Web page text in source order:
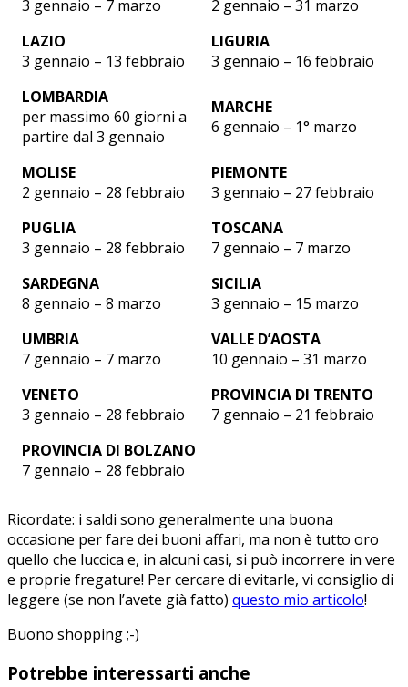
3 gennaio – 7 marzo
2 gennaio – 31 marzo
LAZIO
3 gennaio – 13 febbraio
LIGURIA
3 gennaio – 16 febbraio
LOMBARDIA
per massimo 60 giorni a
partire dal 3 gennaio
MARCHE
6 gennaio – 1° marzo
MOLISE
2 gennaio – 28 febbraio
PIEMONTE
3 gennaio – 27 febbraio
PUGLIA
3 gennaio – 28 febbraio
TOSCANA
7 gennaio – 7 marzo
SARDEGNA
8 gennaio – 8 marzo
SICILIA
3 gennaio – 15 marzo
UMBRIA
7 gennaio – 7 marzo
VALLE D’AOSTA
10 gennaio – 31 marzo
VENETO
3 gennaio – 28 febbraio
PROVINCIA DI TRENTO
7 gennaio – 21 febbraio
PROVINCIA DI BOLZANO
7 gennaio – 28 febbraio
Ricordate: i saldi sono generalmente una buona
occasione per fare dei buoni affari, ma non è tutto oro
quello che luccica e, in alcuni casi, si può incorrere in vere
e proprie fregature! Per cercare di evitarle, vi consiglio di
leggere (se non l’avete già fatto) questo mio articolo!
Buono shopping ;-)
Potrebbe interessarti anche